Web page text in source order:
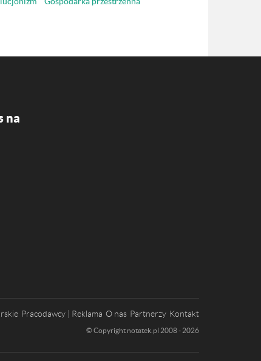
na
Pracodawcy | Reklama O nas Partnerzy Kontakt
© Copyright notatek.pl 2008 - 2026